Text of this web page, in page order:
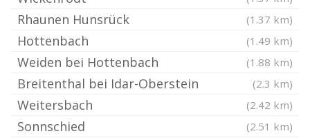
Rhaunen Hunsrück (1.37 km)
Hottenbach (1.49 km)
Weiden bei Hottenbach (1.88 km)
Breitenthal bei Idar-Oberstein (2.3 km)
Weitersbach (2.42 km)
Sonnschied (2.51 km)